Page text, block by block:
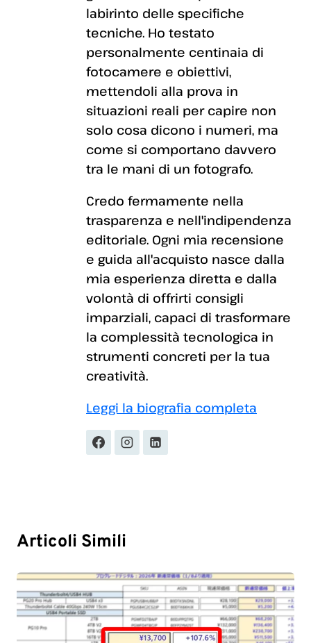
labirinto delle specifiche
tecniche. Ho testato
personalmente centinaia di
fotocamere e obiettivi,
mettendoli alla prova in
situazioni reali per capire non
solo cosa dicono i numeri, ma
come si comportano davvero
tra le mani di un fotografo.
Credo fermamente nella
trasparenza e nell'indipendenza
editoriale. Ogni mia recensione
e guida all'acquisto nasce dalla
mia esperienza diretta e dalla
volontà di offrirti consigli
imparziali, capaci di trasformare
la complessità tecnologica in
strumenti concreti per la tua
creatività.
Leggi la biografia completa
Articoli Simili